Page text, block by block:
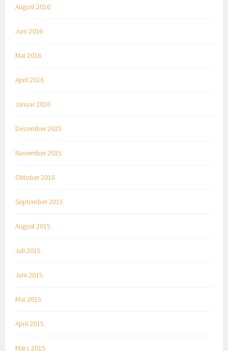
August 2016
Juni 2016
Mai 2016
April 2016
Januar 2016
Dezember 2015
November 2015
Oktober 2015
September 2015
August 2015
Juli 2015
Juni 2015
Mai 2015
April 2015
März 2015